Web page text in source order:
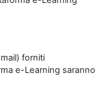
forniti
e-Learning saranno